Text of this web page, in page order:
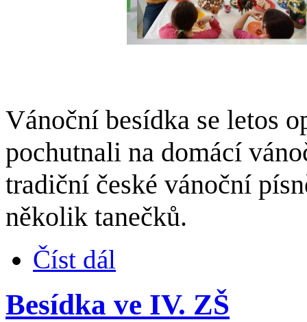
Vánoční besídka se letos
pochutnali na domácí
tradiční české vánoční
několik tanečků.
Číst dál
Besídka ve IV. ZŠ